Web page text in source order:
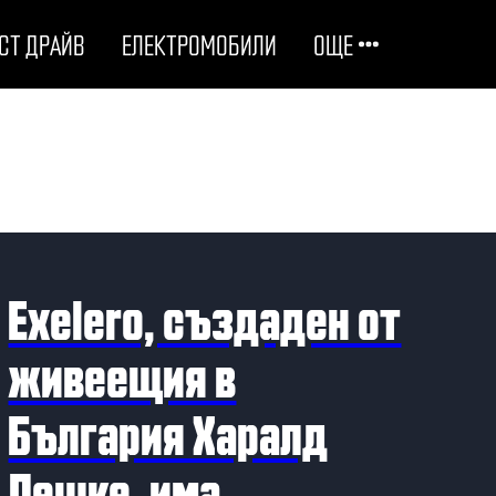
ОЩЕ
ДРАЙВ ЕЛЕКТРОМОБИЛИ
ЛЮБОПИТНО
МОТОРИ
Exelero, създаден от
живеещия в
България Харалд